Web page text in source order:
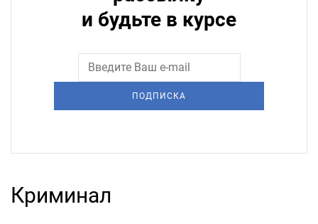
и будьте в курсе
ПОДПИСКА
Криминал